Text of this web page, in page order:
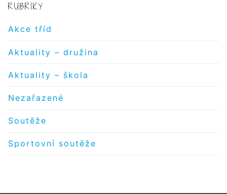
RUBRIKY
Akce tříd
Aktuality – družina
Aktuality – škola
Nezařazené
Soutěže
Sportovní soutěže